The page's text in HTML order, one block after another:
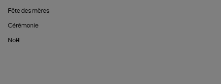
Fête des mères
Cérémonie
Noël